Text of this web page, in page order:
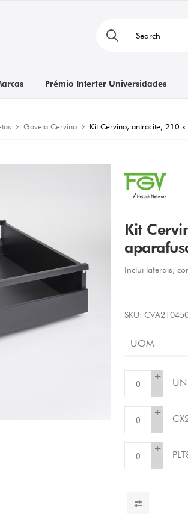
Prémio Interfer Universidades
Gaveta Cervino Kit Cervino, antracite, 210
Kit
Inclui laterais,
SKU:
UOM
+
-
UN
+
-
+
-